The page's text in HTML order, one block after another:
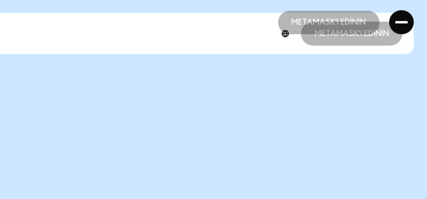
METAMASK'I EDİNİN
METAMASK'I EDİNİN
METAMASK'I EDİNİN